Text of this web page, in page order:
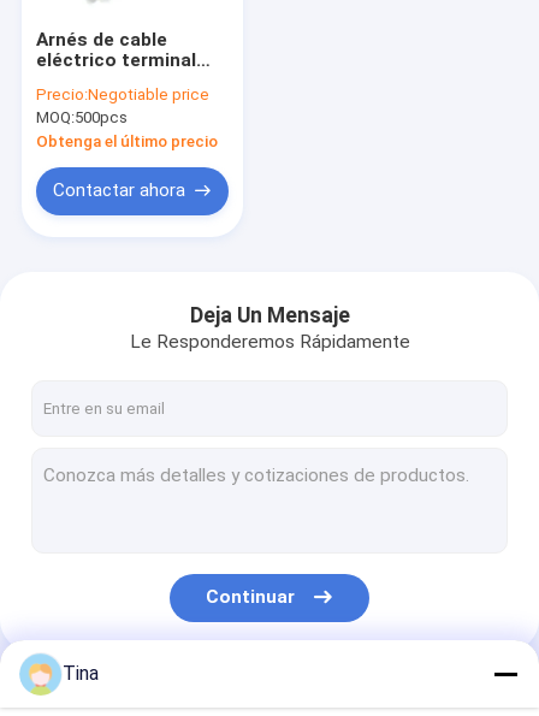
Arnés de cable
eléctrico terminal
poder interno del
refrigerador el 14CM
20AWG
Precio:Negotiable price
MOQ:500pcs
Obtenga el último precio
Contactar ahora
Deja Un Mensaje
Le Responderemos Rápidamente
Continuar
Nuestras Categorías
Tina